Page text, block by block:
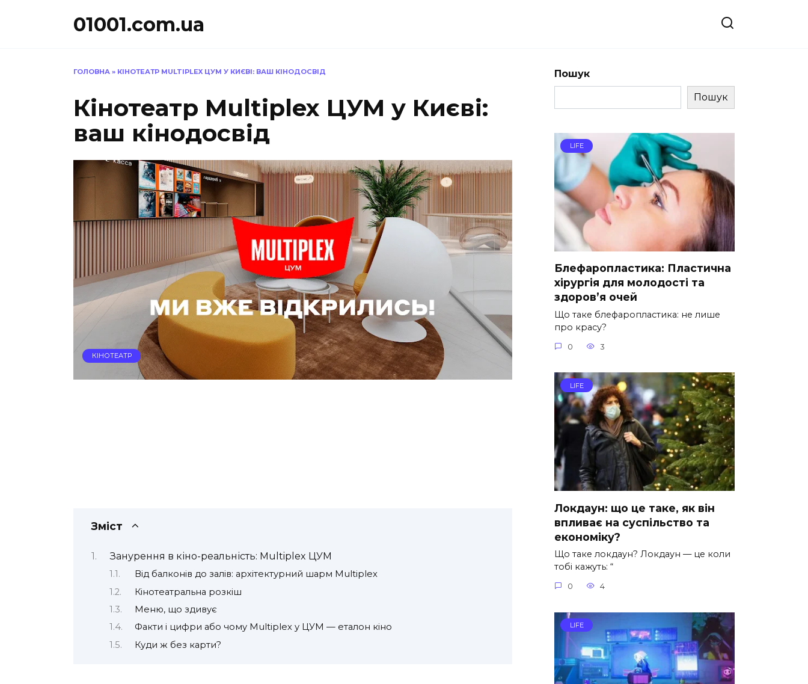
01001.com.ua
ГОЛОВНА » КІНОТЕАТР MULTIPLEX ЦУМ У КИЄВІ: ВАШ КІНОДОСВІД
Кінотеатр Multiplex ЦУМ у Києві:
ваш кінодосвід
КІНОТЕАТР
Зміст
Занурення в кіно-реальність: Multiplex ЦУМ
Від балконів до залів: архітектурний шарм Multiplex
Кінотеатральна розкіш
Меню, що здивує
Факти і цифри або чому Multiplex у ЦУМ — еталон кіно
Куди ж без карти?
Пошук
Пошук
LIFE
Блефаропластика: Пластична
хірургія для молодості та
здоров’я очей
Що таке блефаропластика: не лише
про красу?
0 3
LIFE
Локдаун: що це таке, як він
впливає на суспільство та
економіку?
Що таке локдаун? Локдаун — це коли
тобі кажуть: “
0 4
LIFE